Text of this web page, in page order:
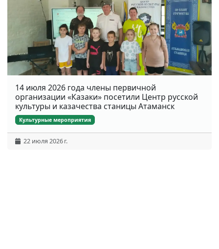
14 июля 2026 года члены первичной
организации «Казаки» посетили Центр русской
культуры и казачества станицы Атаманск
Культурные мероприятия
22 июля 2026 г.